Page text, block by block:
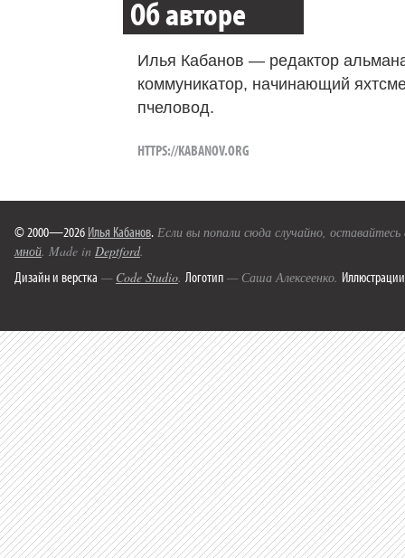
Об авторе
Илья Кабанов — редактор
коммуникатор, начинающий
пчеловод.
HTTPS://KABANOV.ORG
© 2000—2026 Илья Кабанов. Если вы попали сюда случайно,
мной. Made in Deptford.
Дизайн и верстка — Code Studio. Логотип — Саша Алексеенко. Иллюстрации